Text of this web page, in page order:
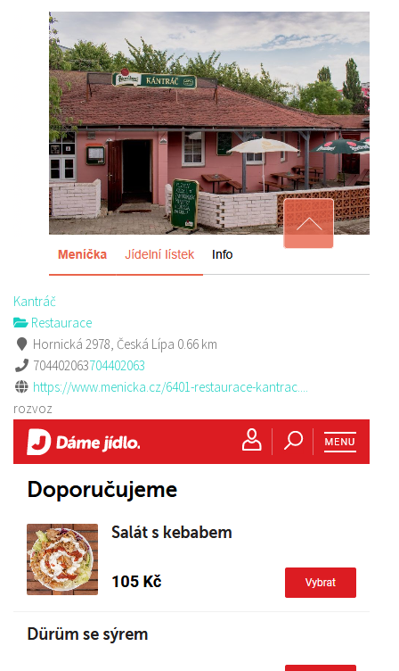
Kantráč
Restaurace
Hornická 2978, Česká Lípa 0.66 km
704402063704402063
https://www.menicka.cz/6401-restaurace-kantrac....
rozvoz